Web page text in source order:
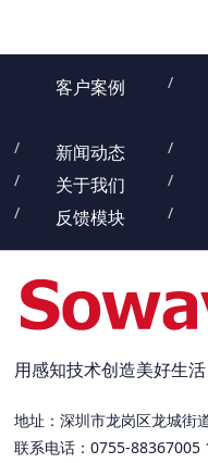
客户案例
新闻动态
关于我们
反馈模块
用感知技术创造美好生活
地址：深圳市龙岗区龙城街
联系电话：0755-88367005